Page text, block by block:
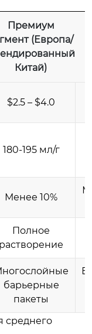
Премиум
(Европа/
Китай)
$2.5 – $4.0
180-195 мл/г
Менее 10%
Полное
растворение
барьерные
пакеты
среднего